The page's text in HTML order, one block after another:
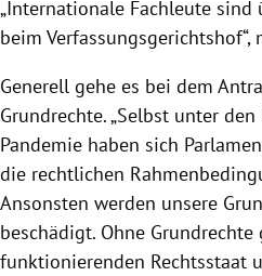
„Internationale Fachleute
beim Verfassungsgerichtshof“,
Generell gehe es bei dem
Grundrechte. „Selbst unter
Pandemie haben sich
die rechtlichen
Ansonsten werden unsere
beschädigt. Ohne
funktionierenden Rechtsstaat